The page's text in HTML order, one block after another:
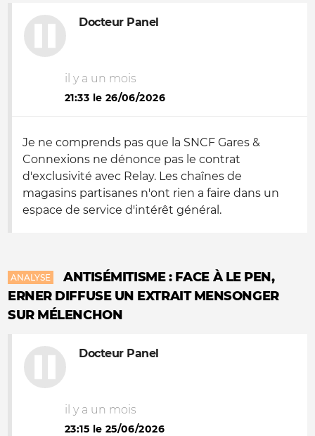
Docteur Panel
il y a un mois
21:33 le 26/06/2026
Je ne comprends pas que la SNCF Gares &
Connexions ne dénonce pas le contrat
d'exclusivité avec Relay. Les chaînes de
magasins partisanes n'ont rien a faire dans un
espace de service d'intérêt général.
ANALYSE
ANTISÉMITISME : FACE À LE PEN,
ERNER DIFFUSE UN EXTRAIT MENSONGER
SUR MÉLENCHON
Docteur Panel
il y a un mois
23:15 le 25/06/2026